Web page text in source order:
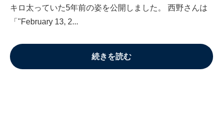
キロ太っていた5年前の姿を公開しました。 西野さんは
「"February 13, 2...
続きを読む